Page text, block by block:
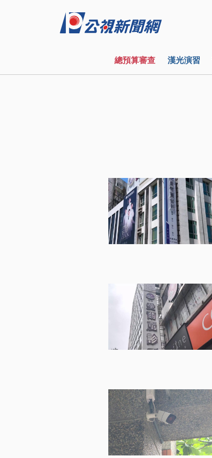
總預算審查 漢光演習